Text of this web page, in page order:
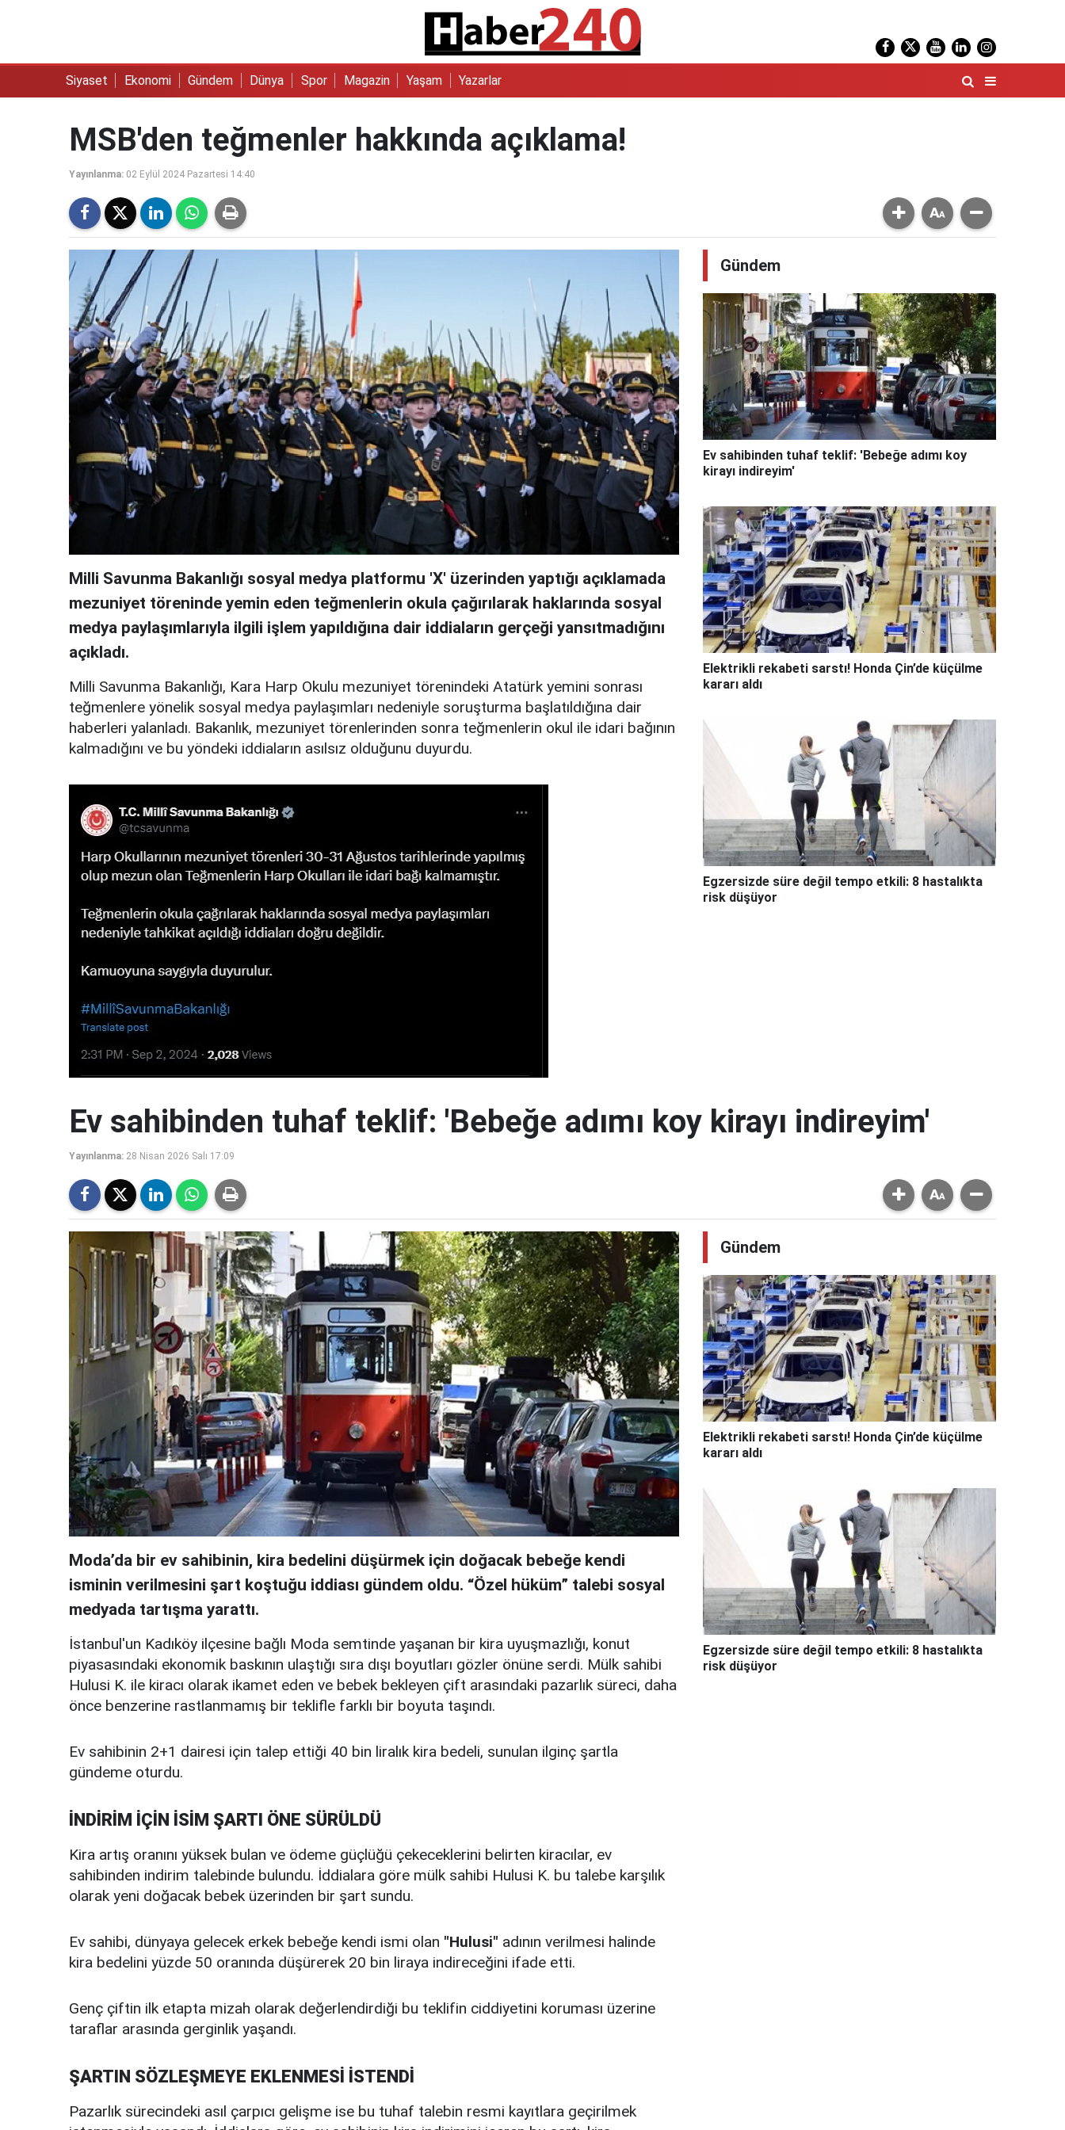
Siyaset Ekonomi Gündem Dünya Spor Magazin Yaşam Yazarlar
MSB'den teğmenler hakkında açıklama!
Yayınlanma: 02 Eylül 2024 Pazartesi 14:40
Milli Savunma Bakanlığı sosyal medya platformu 'X' üzerinden yaptığı açıklamada
mezuniyet töreninde yemin eden teğmenlerin okula çağırılarak haklarında sosyal
medya paylaşımlarıyla ilgili işlem yapıldığına dair iddiaların gerçeği yansıtmadığını
açıkladı.
Milli Savunma Bakanlığı, Kara Harp Okulu mezuniyet törenindeki Atatürk yemini sonrası
teğmenlere yönelik sosyal medya paylaşımları nedeniyle soruşturma başlatıldığına dair
haberleri yalanladı. Bakanlık, mezuniyet törenlerinden sonra teğmenlerin okul ile idari bağının
kalmadığını ve bu yöndeki iddiaların asılsız olduğunu duyurdu.
Gündem
Ev sahibinden tuhaf teklif: 'Bebeğe adımı koy
kirayı indireyim'
Elektrikli rekabeti sarstı! Honda Çin’de küçülme
kararı aldı
Egzersizde süre değil tempo etkili: 8 hastalıkta
risk düşüyor
Ev sahibinden tuhaf teklif: 'Bebeğe adımı koy kirayı indireyim'
Yayınlanma: 28 Nisan 2026 Salı 17:09
Moda’da bir ev sahibinin, kira bedelini düşürmek için doğacak bebeğe kendi
isminin verilmesini şart koştuğu iddiası gündem oldu. “Özel hüküm” talebi sosyal
medyada tartışma yarattı.
İstanbul'un Kadıköy ilçesine bağlı Moda semtinde yaşanan bir kira uyuşmazlığı, konut
piyasasındaki ekonomik baskının ulaştığı sıra dışı boyutları gözler önüne serdi. Mülk sahibi
Hulusi K. ile kiracı olarak ikamet eden ve bebek bekleyen çift arasındaki pazarlık süreci, daha
önce benzerine rastlanmamış bir teklifle farklı bir boyuta taşındı.
Ev sahibinin 2+1 dairesi için talep ettiği 40 bin liralık kira bedeli, sunulan ilginç şartla
gündeme oturdu.
İNDİRİM İÇİN İSİM ŞARTI ÖNE SÜRÜLDÜ
Kira artış oranını yüksek bulan ve ödeme güçlüğü çekeceklerini belirten kiracılar, ev
sahibinden indirim talebinde bulundu. İddialara göre mülk sahibi Hulusi K. bu talebe karşılık
olarak yeni doğacak bebek üzerinden bir şart sundu.
Ev sahibi, dünyaya gelecek erkek bebeğe kendi ismi olan "Hulusi" adının verilmesi halinde
kira bedelini yüzde 50 oranında düşürerek 20 bin liraya indireceğini ifade etti.
Genç çiftin ilk etapta mizah olarak değerlendirdiği bu teklifin ciddiyetini koruması üzerine
taraflar arasında gerginlik yaşandı.
ŞARTIN SÖZLEŞMEYE EKLENMESİ İSTENDİ
Pazarlık sürecindeki asıl çarpıcı gelişme ise bu tuhaf talebin resmi kayıtlara geçirilmek
Gündem
Elektrikli rekabeti sarstı! Honda Çin’de küçülme
kararı aldı
Egzersizde süre değil tempo etkili: 8 hastalıkta
risk düşüyor